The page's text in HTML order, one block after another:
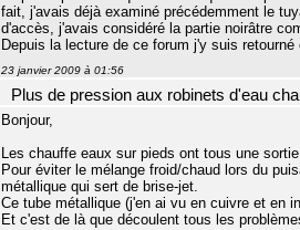
fait, j'avais déjà examiné précédemment le
d'accès, j'avais considéré la partie noirâtre
Depuis la lecture de ce forum j'y suis
23 janvier 2009 à 01:56
Plus de pression aux robinets d'eau
Bonjour,
Les chauffe eaux sur pieds ont tous une
Pour éviter le mélange froid/chaud lors du
métallique qui sert de brise-jet.
Ce tube métallique (j'en ai vu en cuivre et en
Et c'est de là que découlent tous les